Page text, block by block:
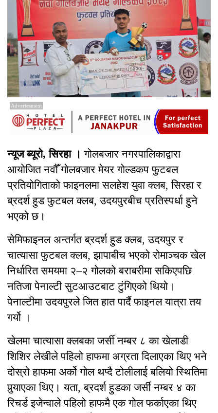
Advertesment
न्यूज ब्यूरो, सिरहा ।गोलबजार नगरपालिकाद्वारा
आयोजित नवौँ गोलबजार मेयर गोल्डकप फुटबल
प्रतियोगिताको फाइनलमा सलहेश युवा क्लब, सिरहा र
ब्रदर्श हुड फुटबल क्लब, उदयपुरबीच प्रतिस्पर्धा हुने
भएको छ।
सेमिफाइनल अन्तर्गत ब्रदर्श हुड क्लब, उदयपुर र
चात्यासा फुटबल क्लब, झापाबीच भएको रोमाञ्चक खेल
निर्धारित समयमा २–२ गोलको बराबरीमा सकिएपछि
नतिजा पेनाल्टी सुटआउटबाट टुंगिएको थियो।
पेनाल्टीमा उदयपुरले जित हात पार्दै फाइनल यात्रा तय
गर्यो ।
खेलमा चात्यासा क्लबका जर्सी नम्बर ८ का खेलाडी
शिशिर लेखीले पहिलो हाफमा अग्रता दिलाएका थिए भने
दोस्रो हाफमा अर्को गोल थप्दै टोलीलाई बलियो स्थितिमा
पुर्‍याएका थिए। यता, ब्रदर्श हुडका जर्सी नम्बर ४ का
रिचर्ड इजेन्वाले पहिलो हाफमै एक गोल फर्काएका थिए